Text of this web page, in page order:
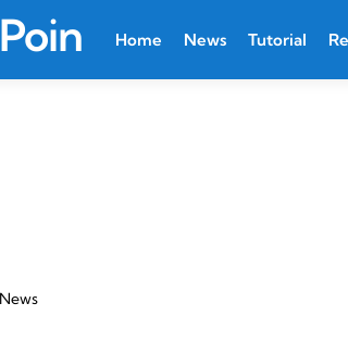
Home News Tutorial
News